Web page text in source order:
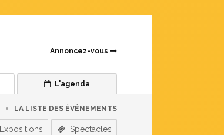
Annoncez-vous
L'agenda
LA LISTE DES ÉVÉNEMENTS
Expositions Spectacles